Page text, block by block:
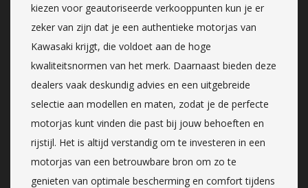
kiezen voor geautoriseerde verkooppunten kun je er
zeker van zijn dat je een authentieke motorjas van
Kawasaki krijgt, die voldoet aan de hoge
kwaliteitsnormen van het merk. Daarnaast bieden deze
dealers vaak deskundig advies en een uitgebreide
selectie aan modellen en maten, zodat je de perfecte
motorjas kunt vinden die past bij jouw behoeften en
rijstijl. Het is altijd verstandig om te investeren in een
motorjas van een betrouwbare bron om zo te
genieten van optimale bescherming en comfort tijdens